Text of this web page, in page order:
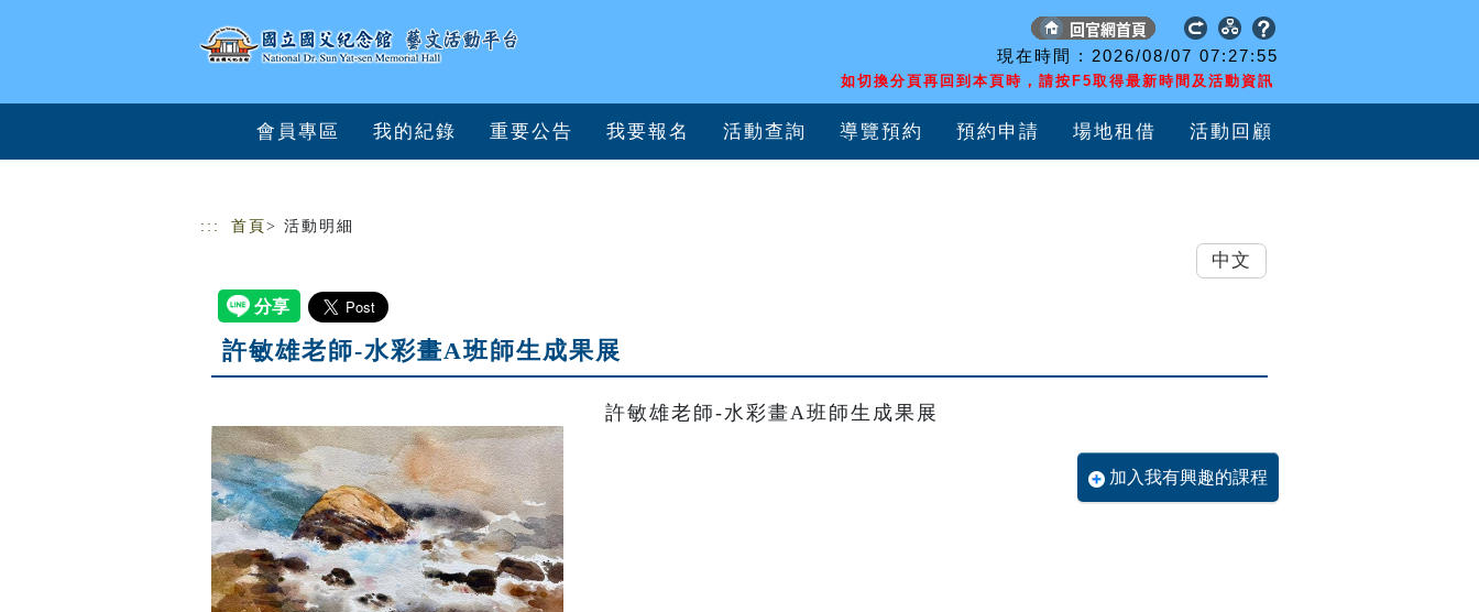
現在時間 : 2026/08/07 07:27:55
如切換分頁再回到本頁時，請按F5取得最新時間及活動資訊
會員專區 我的紀錄 重要公告 我要報名 活動查詢 導覽預約 預約申請 場地租借 活動回顧
::: 首頁 > 活動明細
許敏雄老師-水彩畫A班師生成果展
許敏雄老師-水彩畫A班師生成果展
加入我有興趣的課程